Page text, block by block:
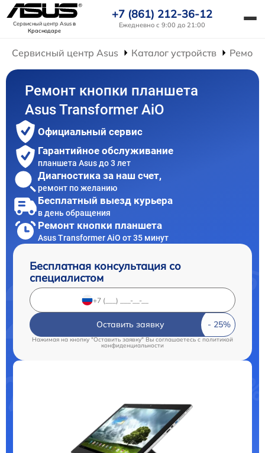
Сервисный центр Asusв
Краснодаре
+7 (861) 212-36-12
Ежедневно с 9:00 до 21:00
Сервисный центр Asus Каталог устройств
Ремонт кнопки планшета
Asus Transformer AiO
Официальный сервис
Гарантийное обслуживание
планшета Asus до 3 лет
Диагностика за наш счет,
ремонт по желанию
Бесплатный выезд курьера
в день обращения
Ремонт кнопки планшета
Asus Transformer AiO от 35 минут
Бесплатная консультация со
специалистом
Оставить заявку
Нажимая на кнопку "Оставить заявку" Вы соглашаетесь c политикой
конфиденциальности